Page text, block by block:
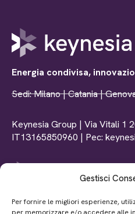
Gestisci
Per fornire le migliori esperienze,
Energia condivisa,
Sedi: Milano | Catania |
Keynesia Group | Via Vitali 1
IT13165850960 | Pec:
Mail: info@www.keynesia.it